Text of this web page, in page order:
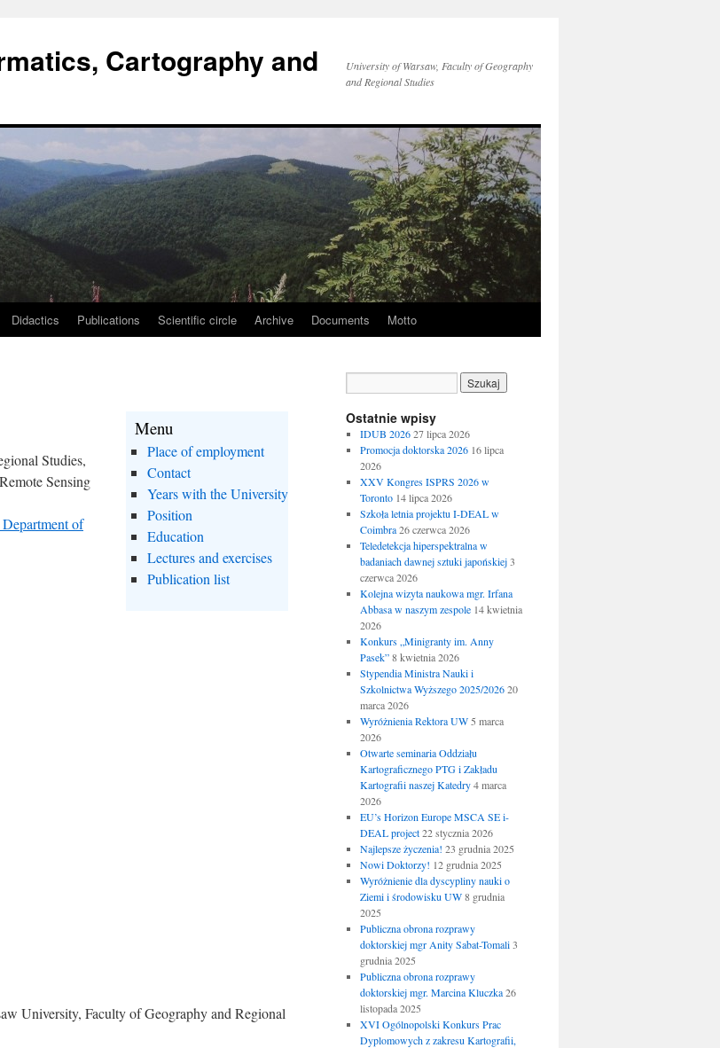
Cartography and
University of Warsaw, Faculty of Geography
and Regional Studies
Didactics Publications Scientific circle Archive Documents Motto
Menu
Place of employment
Contact
Years with the University
Position
Education
Lectures and exercises
Publication list
Studies,
Sensing
of
University, Faculty of Geography and Regional
Ostatnie wpisy
IDUB 2026 27 lipca 2026
Promocja doktorska 2026 16 lipca
2026
XXV Kongres ISPRS 2026 w
Toronto 14 lipca 2026
Szkoła letnia projektu I-DEAL w
Coimbra 26 czerwca 2026
Teledetekcja hiperspektralna w
badaniach dawnej sztuki japońskiej 3
czerwca 2026
Kolejna wizyta naukowa mgr. Irfana
Abbasa w naszym zespole 14 kwietnia
2026
Konkurs „Minigranty im. Anny
Pasek” 8 kwietnia 2026
Stypendia Ministra Nauki i
Szkolnictwa Wyższego 2025/2026 20
marca 2026
Wyróżnienia Rektora UW 5 marca
2026
Otwarte seminaria Oddziału
Kartograficznego PTG i Zakładu
Kartografii naszej Katedry 4 marca
2026
EU’s Horizon Europe MSCA SE i-
DEAL project 22 stycznia 2026
Najlepsze życzenia! 23 grudnia 2025
Nowi Doktorzy! 12 grudnia 2025
Wyróżnienie dla dyscypliny nauki o
Ziemi i środowisku UW 8 grudnia
2025
Publiczna obrona rozprawy
doktorskiej mgr Anity Sabat-Tomali 3
grudnia 2025
Publiczna obrona rozprawy
doktorskiej mgr. Marcina Kluczka 26
listopada 2025
XVI Ogólnopolski Konkurs Prac
Dyplomowych z zakresu Kartografii,